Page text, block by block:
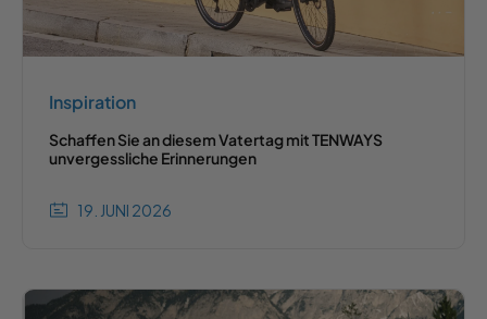
Inspiration
Schaffen Sie an diesem Vatertag mit TENWAYS
unvergessliche Erinnerungen
19. JUNI 2026